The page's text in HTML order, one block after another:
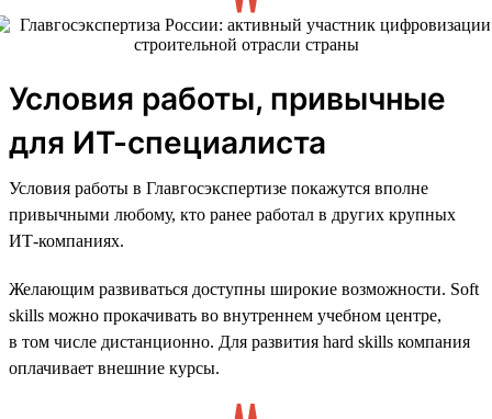
Условия работы, привычные
для ИТ-специалиста
Условия работы в Главгосэкспертизе покажутся вполне
привычными любому, кто ранее работал в других крупных
ИТ-компаниях.
Желающим развиваться доступны широкие возможности. Soft
skills можно прокачивать во внутреннем учебном центре,
в том числе дистанционно. Для развития hard skills компания
оплачивает внешние курсы.